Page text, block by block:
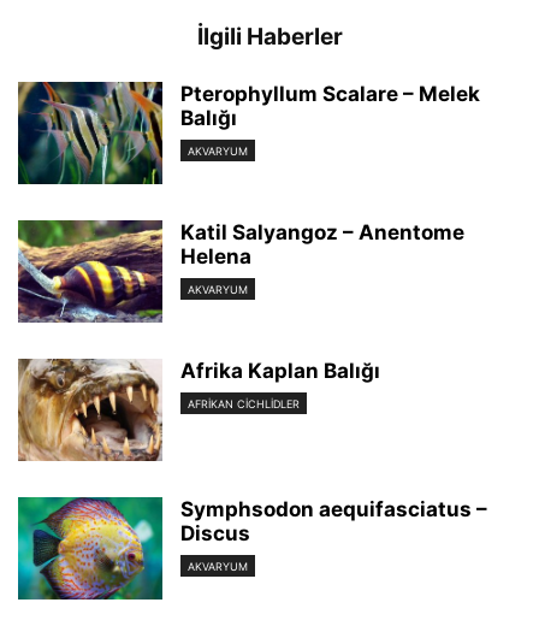
İlgili Haberler
Pterophyllum Scalare – Melek
Balığı
AKVARYUM
Katil Salyangoz – Anentome
Helena
AKVARYUM
Afrika Kaplan Balığı
AFRIKAN CICHLIDLER
Symphsodon aequifasciatus –
Discus
AKVARYUM